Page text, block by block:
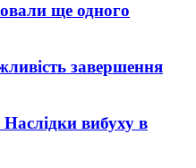
ще одного
завершення
Наслідки вибуху в